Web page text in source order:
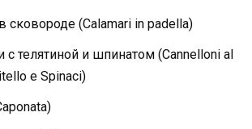
сковороде (Calamari in padella)
с телятиной и шпинатом (Cannelloni al
e Spinaci)